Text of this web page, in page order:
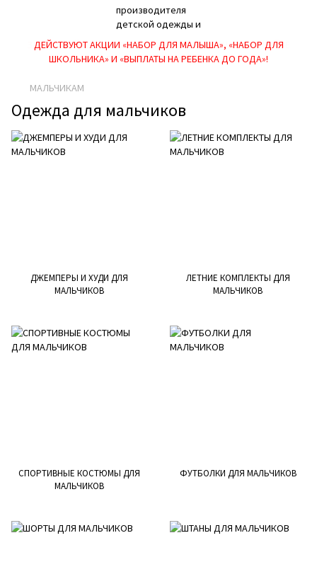
ДЕЙСТВУЮТ АКЦИИ «НАБОР ДЛЯ МАЛЫША», «НАБОР ДЛЯ
ШКОЛЬНИКА» И «ВЫПЛАТЫ НА РЕБEНКА ДО ГОДА»!
МАЛЬЧИКАМ
Одежда для мальчиков
ДЖЕМПЕРЫ И ХУДИ ДЛЯ
МАЛЬЧИКОВ
ЛЕТНИЕ КОМПЛЕКТЫ ДЛЯ
МАЛЬЧИКОВ
СПОРТИВНЫЕ КОСТЮМЫ ДЛЯ
МАЛЬЧИКОВ
ФУТБОЛКИ ДЛЯ МАЛЬЧИКОВ